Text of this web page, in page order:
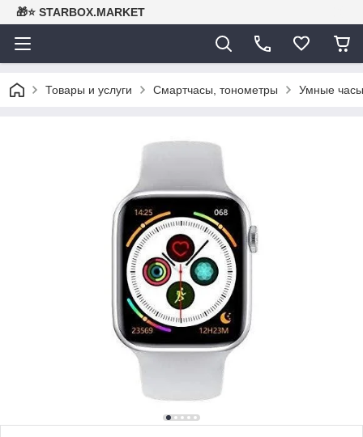
🎁⭐ STARBOX.MARKET
Товары и услуги Смартчасы, тонометры Умные